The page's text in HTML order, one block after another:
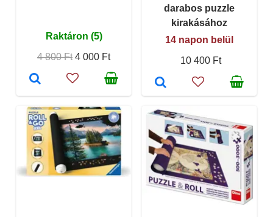
Raktáron (5)
4 800 Ft 4 000 Ft
darabos puzzle
kirakásához
14 napon belül
10 400 Ft